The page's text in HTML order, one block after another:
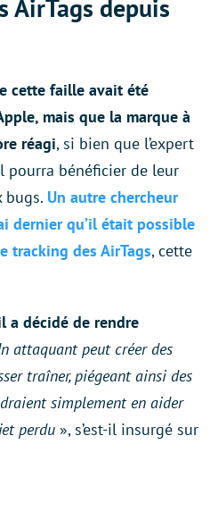
AirTags depuis
cette faille avait été
mais que la marque à
réagi, si bien que l’expert
pourra bénéficier de leur
bugs. Un autre chercheur
dernier qu’il était possible
tracking des AirTags, cette
a décidé de rendre
attaquant peut créer des
traîner, piégeant ainsi des
simplement en aider
perdu », s’est-il insurgé sur